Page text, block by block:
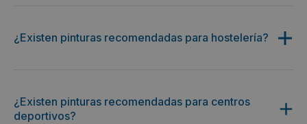
¿Existen pinturas recomendadas para hostelería?
¿Existen pinturas recomendadas para centros
deportivos?